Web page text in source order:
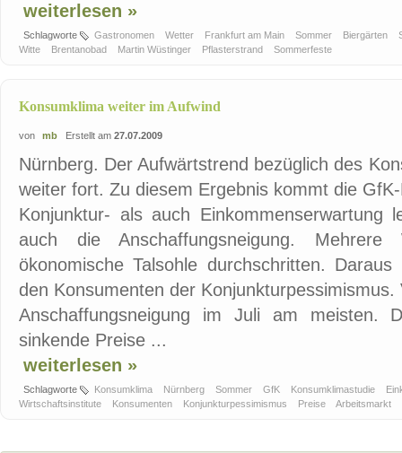
weiterlesen »
Schlagworte Gastronomen Wetter Frankfurt am Main Sommer Biergärten
Witte
Brentanobad Martin Wüstinger Pflasterstrand Sommerfeste
Konsumklima weiter im Aufwind
von mb Erstellt am 27.07.2009
Nürnberg. Der Aufwärtstrend bezüglich des
weiter fort. Zu diesem Ergebnis kommt die
Konjunktur- als auch Einkommenserwartung
auch die Anschaffungsneigung. Mehrere
ökonomische Talsohle durchschritten.
den Konsumenten der
Anschaffungsneigung im Juli am meisten.
sinkende Preise ...
weiterlesen »
Schlagworte Konsumklima Nürnberg Sommer GfK Konsumklimastudie
Wirtschaftsinstitute
Konsumenten Konjunkturpessimismus Preise Arbeitsmarkt